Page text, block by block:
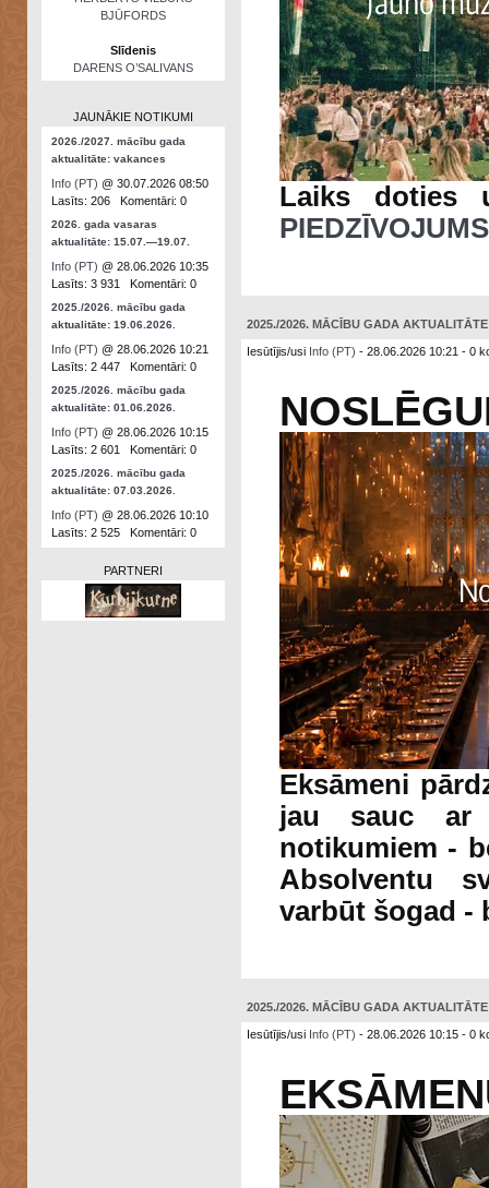
BJŪFORDS
Slīdenis
DARENS O’SALIVANS
JAUNĀKIE NOTIKUMI
2026./2027. mācību gada
aktualitāte: vakances
Info (PT) @ 30.07.2026 08:50
Lasīts: 206 Komentāri: 0
2026. gada vasaras
aktualitāte: 15.07.—19.07.
Info (PT) @ 28.06.2026 10:35
Lasīts: 3 931 Komentāri: 0
2025./2026. mācību gada
aktualitāte: 19.06.2026.
Info (PT) @ 28.06.2026 10:21
Lasīts: 2 447 Komentāri: 0
2025./2026. mācību gada
aktualitāte: 01.06.2026.
Info (PT) @ 28.06.2026 10:15
Lasīts: 2 601 Komentāri: 0
2025./2026. mācību gada
aktualitāte: 07.03.2026.
Info (PT) @ 28.06.2026 10:10
Lasīts: 2 525 Komentāri: 0
PARTNERI
Laiks doties
PIEDZĪVOJUMS
2025./2026. MĀCĪBU GADA
Iesūtījis/usi Info (PT) - 28.06.2026 10:21 - 0
Eksāmeni
jau sauc ar
notikumiem -
Absolventu
varbūt šogad -
2025./2026. MĀCĪBU GADA
Iesūtījis/usi Info (PT) - 28.06.2026 10:15 - 0